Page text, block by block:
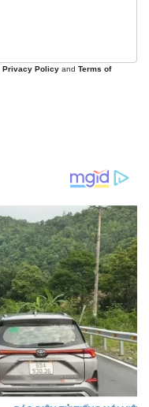
nghệ
Privacy Policy and Terms of